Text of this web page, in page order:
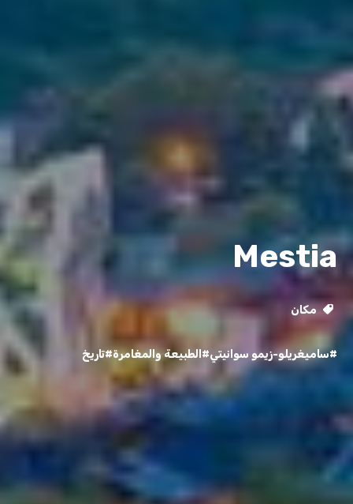
Mestia
مكان
#ساميغريلو-زيمو سوانيتي#الطبيعة والمغامرة#تاريخ